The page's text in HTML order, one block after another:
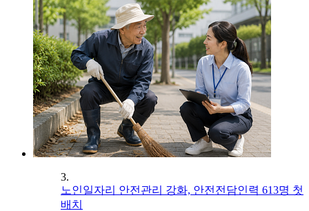
3.
노인일자리 안전관리 강화, 안전전담인력 613명 첫
배치